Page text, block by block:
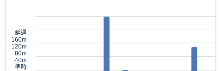
延遲
160m
120m
80m
40m
準時